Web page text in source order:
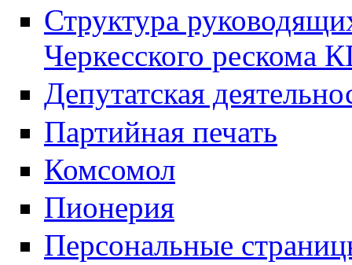
Структура
Черкесского рескома
Депутатская
Партийная печать
Комсомол
Пионерия
Персональные